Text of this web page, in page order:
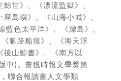
世》、《漂流監獄》、
座島嶼》、《山海小城》、
藍色太平洋》、《漂島》、
腳跡船痕》、《海天浮
山鯨書》、《南方以
中)。曾獲時報文學獎第
聯合報讀書人文學類